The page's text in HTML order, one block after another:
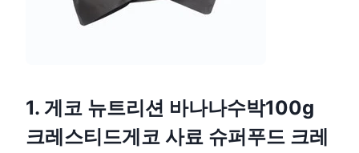
1. 게코 뉴트리션 바나나수박100g
크레스티드게코 사료 슈퍼푸드 크레